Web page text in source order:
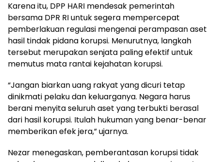
Karena itu, DPP HARI mendesak pemerintah
bersama DPR RI untuk segera mempercepat
pemberlakuan regulasi mengenai perampasan aset
hasil tindak pidana korupsi. Menurutnya, langkah
tersebut merupakan senjata paling efektif untuk
memutus mata rantai kejahatan korupsi.
“Jangan biarkan uang rakyat yang dicuri tetap
dinikmati pelaku dan keluarganya. Negara harus
berani menyita seluruh aset yang terbukti berasal
dari hasil korupsi. Itulah hukuman yang benar-benar
memberikan efek jera,” ujarnya.
Nezar menegaskan, pemberantasan korupsi tidak